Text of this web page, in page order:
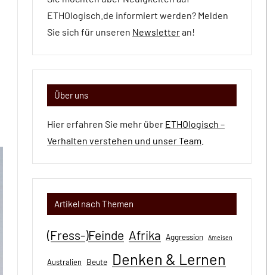
ETHOlogisch.de informiert werden? Melden
Sie sich für unseren Newsletteran!
Über uns
Hier erfahren Sie mehr über ETHOlogisch –
Verhalten verstehen und unser Team
Artikel nach Themen
(Fress-)Feinde Afrika Aggression Ameisen
Australien Beute Denken & Lernen